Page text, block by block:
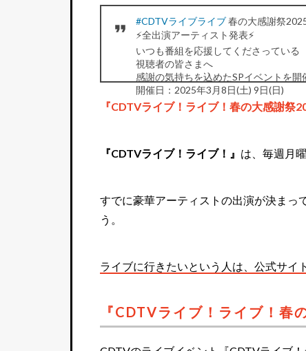
#CDTVライブライブ春の大感謝祭
⚡️全出演アーティスト発表⚡️
いつも番組を応援してくださっている
視聴者の皆さまへ
感謝の気持ちを込めたSPイベントを開
開催日：2025年3月8日(土) 9日(日)
開催場所：横浜Kアリーナ
チケット：各日 全席指定12,000円(税込)
『CDTVライブ！ライブ！春の大感謝祭
『CDTVライブ！ライブ！』 は、毎週月
すでに豪華アーティストの出演が決まっ
う。
ライブに行きたいという人は、公式サイ
『CDTVライブ！ライブ！春